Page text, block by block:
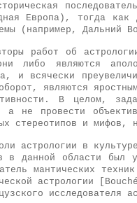
Европа), тогда как
(например, Дальний
работ об
либо являются
и всячески
являются
В целом,
а не провести
стереотипов и мифов,
астрологии в
данной области был
мантических
астрологии
исследователя